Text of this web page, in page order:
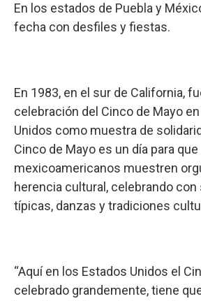
En los estados de Puebla y
fecha con desfiles y fiestas.
En 1983, en el sur de California,
celebración del Cinco de Mayo
Unidos como muestra de
Cinco de Mayo es un día para que
mexicoamericanos muestren
herencia cultural, celebrando
típicas, danzas y tradiciones
“Aquí en los Estados Unidos el
celebrado grandemente, tiene